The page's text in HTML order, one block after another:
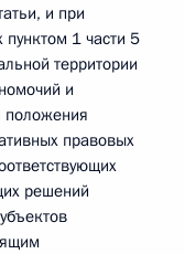
и при
1 части 5
территории
и
положения
правовых
решений